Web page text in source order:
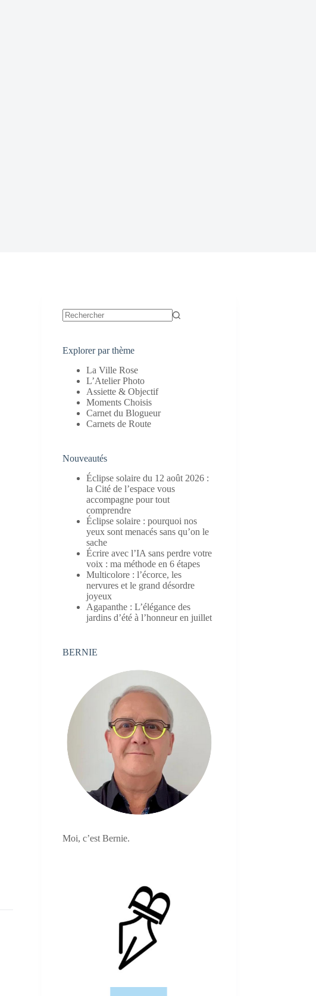
Explorer par thème
La Ville Rose
L’Atelier Photo
Assiette & Objectif
Moments Choisis
Carnet du Blogueur
Carnets de Route
Nouveautés
Éclipse solaire du 12 août 2026 :
la Cité de l’espace vous
accompagne pour tout
comprendre
Éclipse solaire : pourquoi nos
yeux sont menacés sans qu’on le
sache
Écrire avec l’IA sans perdre votre
voix : ma méthode en 6 étapes
Multicolore : l’écorce, les
nervures et le grand désordre
joyeux
Agapanthe : L’élégance des
jardins d’été à l’honneur en juillet
BERNIE
Moi, c’est Bernie.